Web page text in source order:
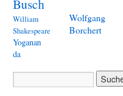
Busch
William
Shakespeare
Wolfgang
Borchert
Yoganan
da